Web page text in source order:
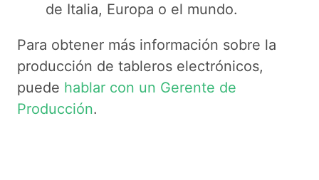
de Italia, Europa o el mundo.
Para obtener más información sobre la
producción de tableros electrónicos,
puede hablar con un Gerente de
Producción.